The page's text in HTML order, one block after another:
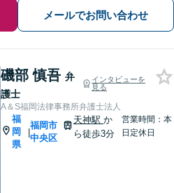
メールでお問い合わせ
磯部 慎吾 弁
護士
インタビューを
見る
A＆S福岡法律事務所弁護士法人
福
岡
県
|
福岡市
中央区
天神駅 か
ら徒歩3分
営業時間：本
日定休日